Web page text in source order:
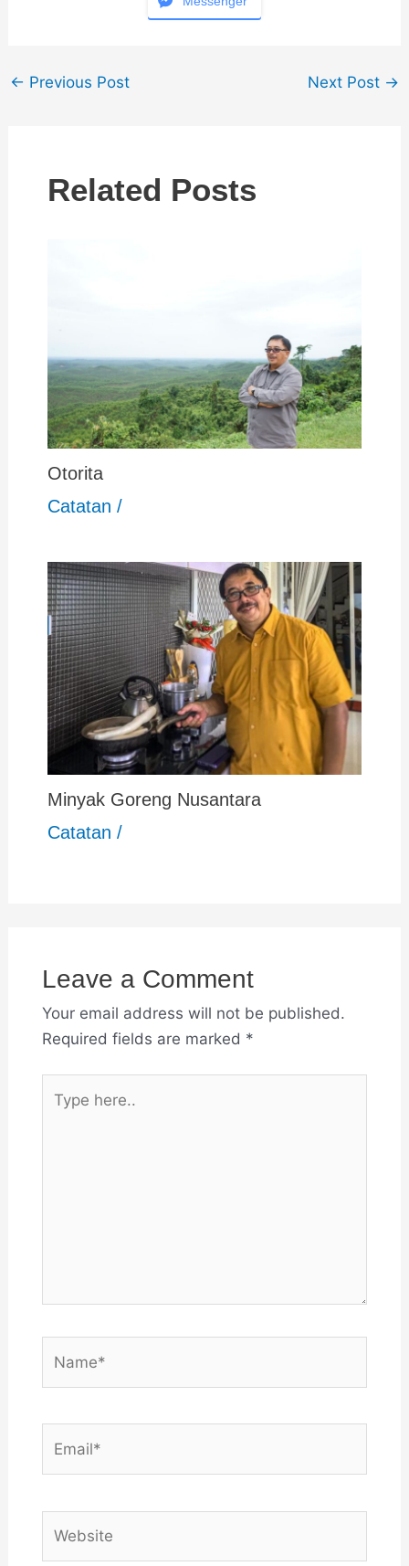
← Previous Post Next Post →
Related Posts
Otorita
Catatan /
Minyak Goreng Nusantara
Catatan /
Leave a Comment
Your email address will not be published.
Required fields are marked *
here..